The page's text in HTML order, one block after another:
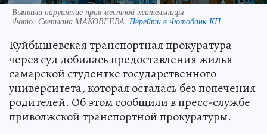
Выявили нарушение прав местной жительницы
Фото: Светлана МАКОВЕЕВА. Перейти в Фотобанк КП
Куйбышевская транспортная прокуратура
через суд добилась предоставления жилья
самарской студентке государственного
университета, которая осталась без попечения
родителей. Об этом сообщили в пресс-службе
приволжской транспортной прокуратуры.